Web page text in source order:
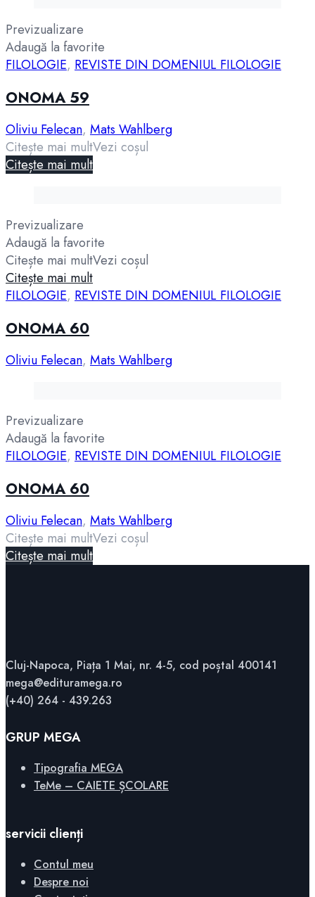
Previzualizare
Adaugă la favorite
FILOLOGIE, REVISTE DIN DOMENIUL FILOLOGIE
ONOMA 59
Oliviu Felecan, Mats Wahlberg
Citește mai multVezi coșul
Citește mai mult
Previzualizare
Adaugă la favorite
Citește mai multVezi coșul
Citește mai mult
FILOLOGIE, REVISTE DIN DOMENIUL FILOLOGIE
ONOMA 60
Oliviu Felecan, Mats Wahlberg
Previzualizare
Adaugă la favorite
FILOLOGIE, REVISTE DIN DOMENIUL FILOLOGIE
ONOMA 60
Oliviu Felecan, Mats Wahlberg
Citește mai multVezi coșul
Citește mai mult
Cluj-Napoca, Piața 1 Mai, nr. 4-5, cod poștal 400141
mega@edituramega.ro
(+40) 264 - 439.263
GRUP MEGA
Tipografia MEGA
TeMe – CAIETE ȘCOLARE
servicii clienți
Contul meu
Despre noi